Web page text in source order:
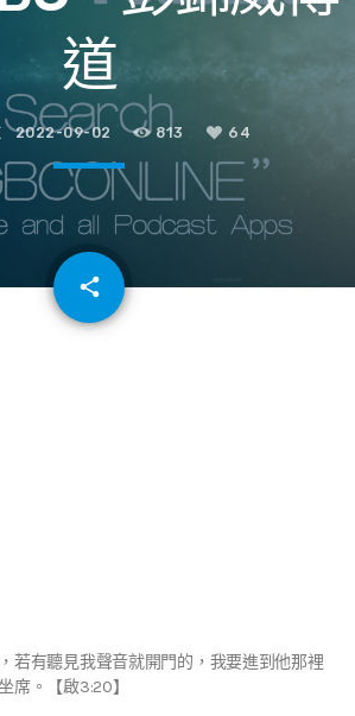
道
2022-09-02 813 64
share
email
若有聽見我聲音就開門的，我要進到他那裡
席。【啟3:20】